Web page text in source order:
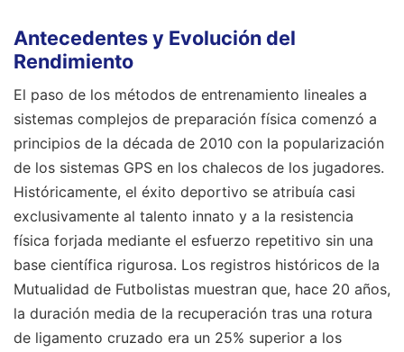
Antecedentes y Evolución del
Rendimiento
El paso de los métodos de entrenamiento lineales a
sistemas complejos de preparación física comenzó a
principios de la década de 2010 con la popularización
de los sistemas GPS en los chalecos de los jugadores.
Históricamente, el éxito deportivo se atribuía casi
exclusivamente al talento innato y a la resistencia
física forjada mediante el esfuerzo repetitivo sin una
base científica rigurosa. Los registros históricos de la
Mutualidad de Futbolistas muestran que, hace 20 años,
la duración media de la recuperación tras una rotura
de ligamento cruzado era un 25% superior a los